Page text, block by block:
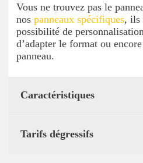
Vous ne trouvez pas le
nos panneaux spécifiques, ils
possibilité de
d’adapter le format ou
panneau.
Caractéristiques
Tarifs dégressifs